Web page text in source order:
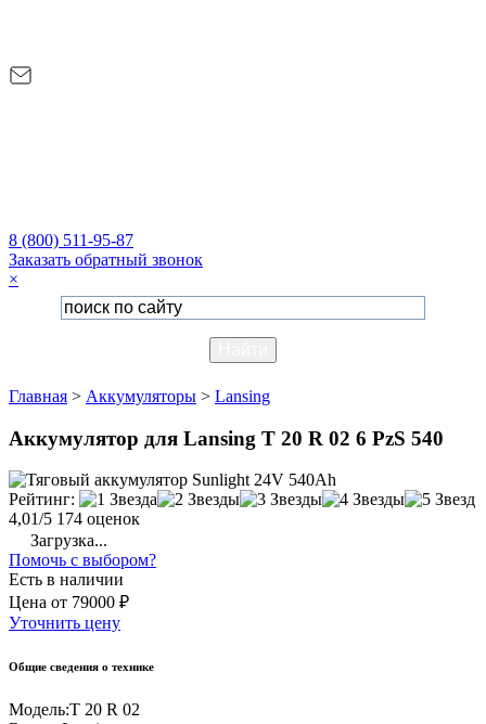
8 (800) 511-95-87
Заказать обратный звонок
×
Главная > Аккумуляторы > Lansing
Аккумулятор для Lansing T 20 R 02 6 PzS 540
Рейтинг:
4,01/5 174 оценок
Загрузка...
Помочь с выбором?
Есть в наличии
Цена от 79000 ₽
Уточнить цену
Общие сведения о технике
Модель:T 20 R 02